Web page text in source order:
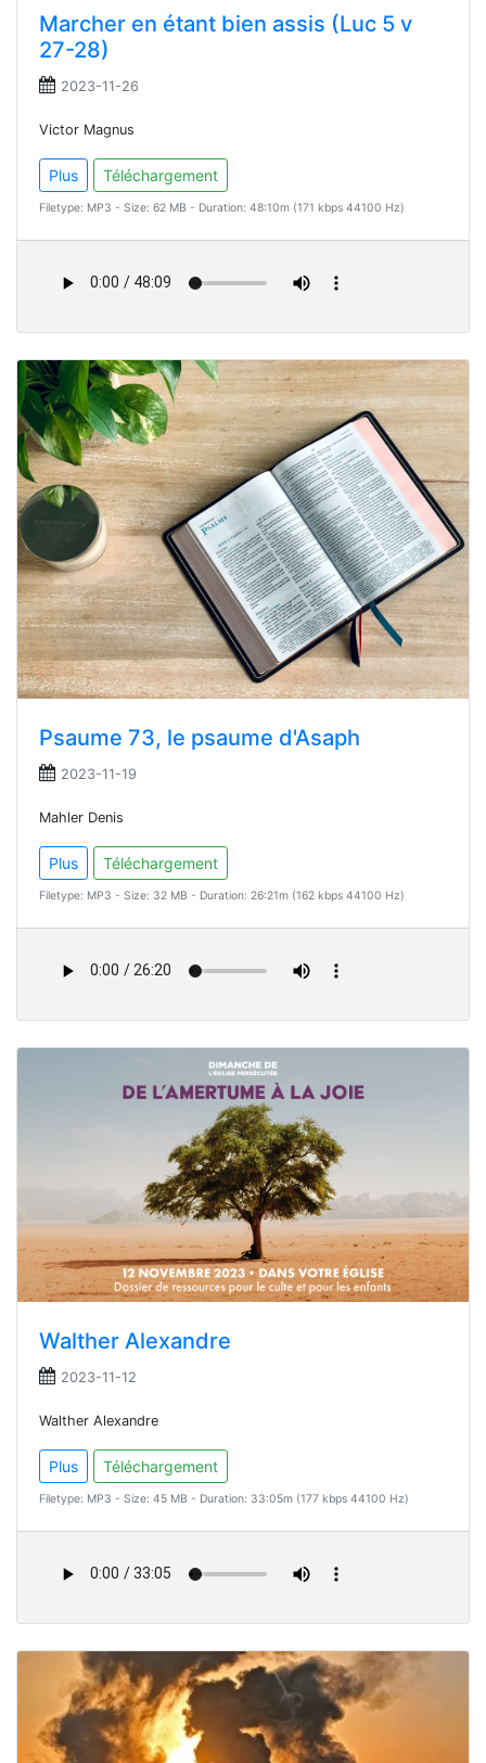
Marcher en étant bien assis (Luc 5 v
27-28)
2023-11-26
Victor Magnus
Plus Téléchargement
Filetype: MP3 - Size: 62 MB - Duration: 48:10m (171 kbps 44100 Hz)
Psaume 73, le psaume d'Asaph
2023-11-19
Mahler Denis
Plus Téléchargement
Filetype: MP3 - Size: 32 MB - Duration: 26:21m (162 kbps 44100 Hz)
Walther Alexandre
2023-11-12
Walther Alexandre
Plus Téléchargement
Filetype: MP3 - Size: 45 MB - Duration: 33:05m (177 kbps 44100 Hz)